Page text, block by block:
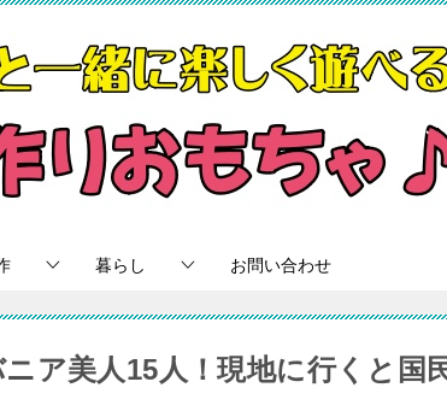
暮らし お問い合わせ
ア美人15人！現地に行くと国